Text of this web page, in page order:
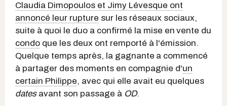
Claudia Dimopoulos et Jimy Lévesque ont
annoncé leur rupture sur les réseaux sociaux,
suite à quoi le duo a confirmé la mise en vente du
condo que les deux ont remporté à l'émission.
Quelque temps après, la gagnante a commencé
à partager des moments en compagnie d'un
certain Philippe, avec qui elle avait eu quelques
datesavant son passage à OD.